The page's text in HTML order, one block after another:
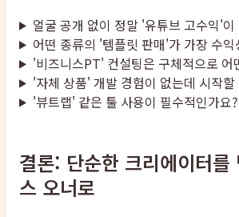
얼굴 공개 없이 정말 '유튜브 고수익'이
어떤 종류의 '템플릿 판매'가 가장 수익
'비즈니스PT' 컨설팅은 구체적으로 어
'자체 상품' 개발 경험이 없는데 시작할
'뷰트랩' 같은 툴 사용이 필수적인가요?
결론: 단순한 크리에이터를
스 오너로